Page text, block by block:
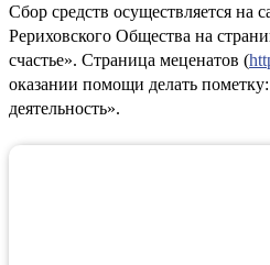
Сбор средств осуществляется на
Рериховского Общества на
счастье». Страница меценатов (
оказании помощи делать
деятельность».